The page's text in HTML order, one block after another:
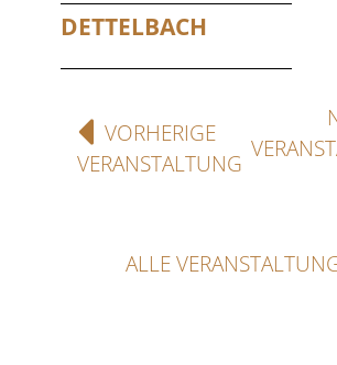
DETTELBACH
VORHERIGE
VERANSTALTUNG
ALLE